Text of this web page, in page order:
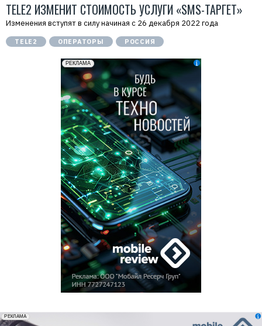
TELE2 ИЗМЕНИТ СТОИМОСТЬ УСЛУГИ «SMS-ТАРГЕТ»
Изменения вступят в силу начиная с 26 декабря 2022 года
TELE2 ОПЕРАТОРЫ РОССИЯ
erid: 2VfnxxmNzs5
РЕКЛАМА